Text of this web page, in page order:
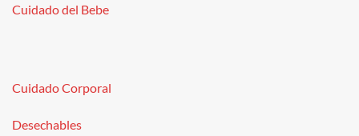
Cuidado del Bebe
Cuidado Corporal
Desechables